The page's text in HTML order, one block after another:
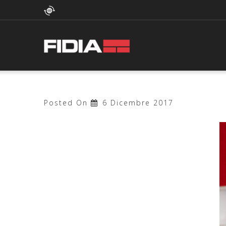
Posted On 6 Dicembre 2017